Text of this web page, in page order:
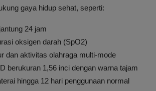
gaya hidup sehat, seperti:
24 jam
oksigen darah (SpO2)
dan aktivitas olahraga multi-mode
berukuran 1,56 inci dengan warna tajam
hingga 12 hari penggunaan normal